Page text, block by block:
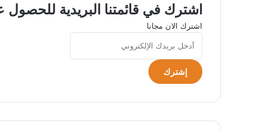
اشترك في قائمتنا البريدية للحصول
اشترك الان مجانا
بريدك
الإلكتروني